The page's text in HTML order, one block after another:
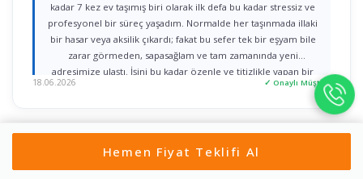
kadar 7 kez ev taşımış biri olarak ilk defa bu kadar stressiz ve
profesyonel bir süreç yaşadım. Normalde her taşınmada illaki
bir hasar veya aksilik çıkardı; fakat bu sefer tek bir eşyam bile
zarar görmeden, sapasağlam ve tam zamanında yeni
adresimize ulaştı. İşini bu kadar özenle ve titizlikle yapan bir
firmaya rastlamak gerçekten büyük şans. Herkese gönül
18.06.2026 ✓ Onaylı Müşteri
Yön Nakliyat
Hemen Fiyat Teklifi Al